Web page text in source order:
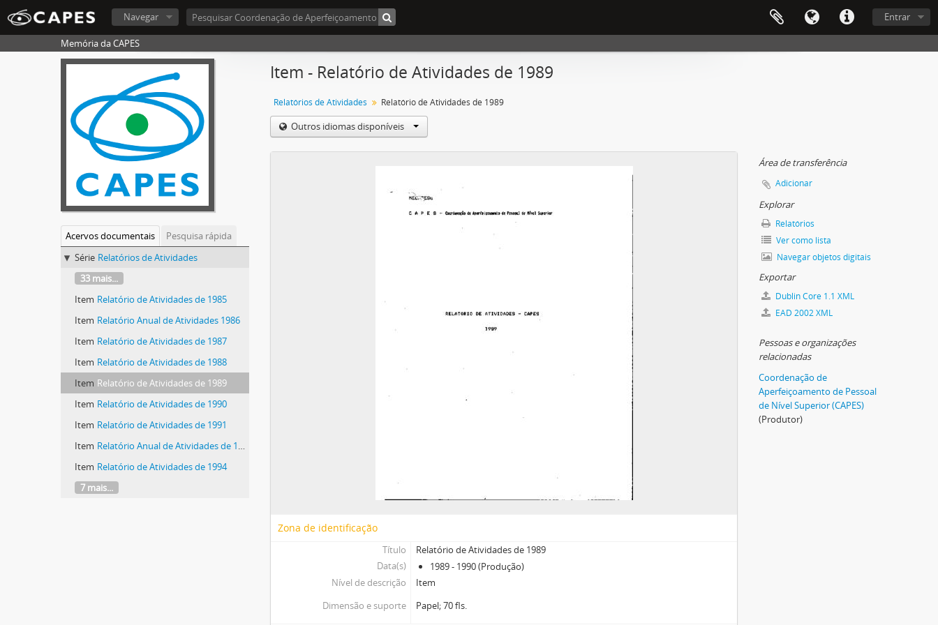
Entrar
Navegar
Memória da CAPES
Acervos documentais
Pesquisa rápida
Série Relatórios de Atividades
33 mais...
Item Relatório de Atividades de 1985
Item Relatório Anual de Atividades 1986
Item Relatório de Atividades de 1987
Item Relatório de Atividades de 1988
Item Relatório de Atividades de 1989
Item Relatório de Atividades de 1990
Item Relatório de Atividades de 1991
Item Relatório Anual de Atividades de 1992
Item Relatório de Atividades de 1994
7 mais...
Item - Relatório de Atividades de 1989
Relatórios de Atividades Relatório de Atividades de 1989
Outros idiomas disponíveis
Zona de identificação
Título
Relatório de Atividades de 1989
Data(s)
1989 - 1990 (Produção)
Nível de descrição
Item
Dimensão e suporte
Papel; 70 fls.
Área de transferência
Adicionar
Explorar
Relatórios
Ver como lista
Navegar objetos digitais
Exportar
Dublin Core 1.1 XML
EAD 2002 XML
Pessoas e organizações
relacionadas
Coordenação de
Aperfeiçoamento de Pessoal
de Nível Superior (CAPES)
(Produtor)